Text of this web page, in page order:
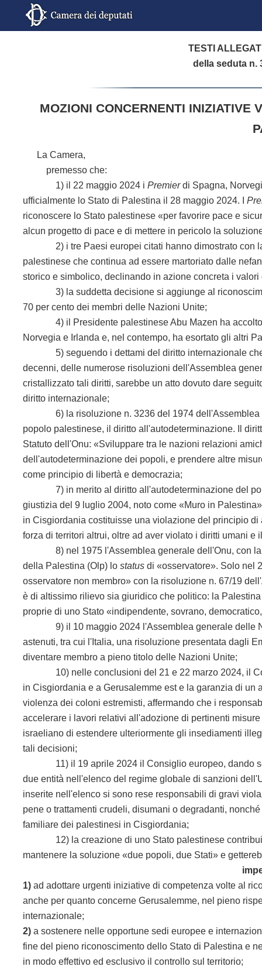
TESTI
della seduta n.
MOZIONI CONCERNENTI INIZIATIVE
La Camera,
premesso che:
1) il 22 maggio 2024 iPremierdi Spagna,
ufficialmente lo Stato di Palestina il 28 maggio 2024. I
riconoscere lo Stato palestinese «per favorire pace e
alcun progetto di pace e di mettere in pericolo la
2) i tre Paesi europei citati hanno dimostrato con la
palestinese che continua ad essere martoriato dalle
storico e simbolico, declinando in azione concreta i
3) la suddetta decisione si aggiunge al
70 per cento dei membri delle Nazioni Unite;
4) il Presidente palestinese Abu Mazen ha accolto
Norvegia e Irlanda e, nel contempo, ha esortato gli altri
5) seguendo i dettami del diritto internazionale che
decenni, delle numerose risoluzioni dell'Assemblea
cristallizzato tali diritti, sarebbe un atto dovuto dare
diritto internazionale;
6) la risoluzione n. 3236 del 1974 dell'Assemblea
popolo palestinese, il diritto all'autodeterminazione. Il
Statuto dell'Onu: «Sviluppare tra le nazioni relazioni
dell'autodeterminazione dei popoli, e prendere altre
come principio di libertà e democrazia;
7) in merito al diritto all'autodeterminazione del
giustizia del 9 luglio 2004, noto come «Muro in
in Cisgiordania costituisse una violazione del principio
forza di territori altrui, oltre ad aver violato i diritti umani e
8) nel 1975 l'Assemblea generale dell'Onu, con la
della Palestina (Olp) lostatus di «osservatore». Solo nel
osservatore non membro» con la risoluzione n. 67/19
è di altissimo rilievo sia giuridico che politico: la
proprie di uno Stato «indipendente, sovrano,
9) il 10 maggio 2024 l'Assemblea generale delle
astenuti, tra cui l'Italia, una risoluzione presentata dagli
diventare membro a pieno titolo delle Nazioni Unite;
10) nelle conclusioni del 21 e 22 marzo 2024, il
in Cisgiordania e a Gerusalemme est e la garanzia di
violenza dei coloni estremisti, affermando che i
accelerare i lavori relativi all'adozione di pertinenti
israeliano di estendere ulteriormente gli insediamenti
tali decisioni;
11) il 19 aprile 2024 il Consiglio europeo, dando
due entità nell'elenco del regime globale di sanzioni
inserite nell'elenco si sono rese responsabili di gravi
pene o trattamenti crudeli, disumani o degradanti,
familiare dei palestinesi in Cisgiordania;
12) la creazione di uno Stato palestinese
mantenere la soluzione «due popoli, due Stati» e
1) ad adottare urgenti iniziative di competenza volte al
anche per quanto concerne Gerusalemme, nel pieno
internazionale;
2) a sostenere nelle opportune sedi europee e
fine del pieno riconoscimento dello Stato di Palestina e
in modo effettivo ed esclusivo il controllo sul territorio;